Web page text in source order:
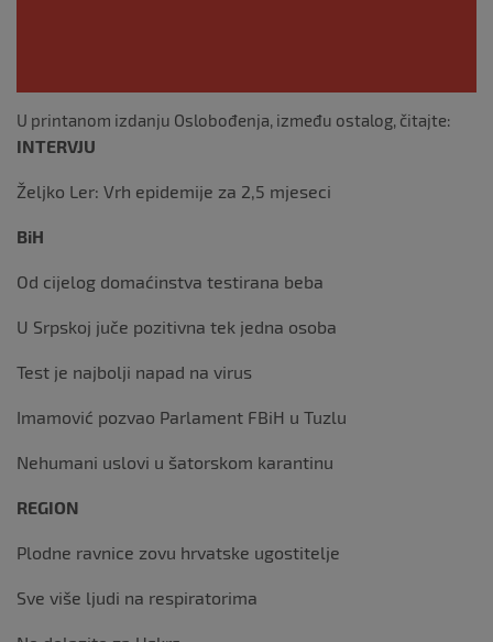
U printanom izdanju Oslobođenja, između ostalog, čitajte:
INTERVJU
Željko Ler: Vrh epidemije za 2,5 mjeseci
BiH
Od cijelog domaćinstva testirana beba
U Srpskoj juče pozitivna tek jedna osoba
Test je najbolji napad na virus
Imamović pozvao Parlament FBiH u Tuzlu
Nehumani uslovi u šatorskom karantinu
REGION
Plodne ravnice zovu hrvatske ugostitelje
Sve više ljudi na respiratorima